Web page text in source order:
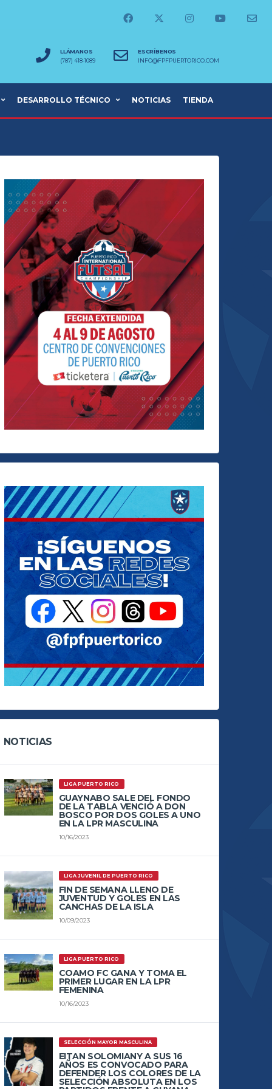
LLÁMANOS
(787) 418-1089
ESCRÍBENOS
INFO@FPFPUERTORICO.COM
DESARROLLO TÉCNICO NOTICIAS TIENDA
NOTICIAS
LIGA PUERTO RICO
GUAYNABO SALE DEL FONDO
DE LA TABLA VENCIÓ A DON
BOSCO POR DOS GOLES A UNO
EN LA LPR MASCULINA
10/16/2023
LIGA JUVENIL DE PUERTO RICO
FIN DE SEMANA LLENO DE
JUVENTUD Y GOLES EN LAS
CANCHAS DE LA ISLA
10/09/2023
LIGA PUERTO RICO
COAMO FC GANA Y TOMA EL
PRIMER LUGAR EN LA LPR
FEMENINA
10/16/2023
SELECCIÓN MAYOR MASCULINA
EITAN SOLOMIANY A SUS 16
AÑOS ES CONVOCADO PARA
DEFENDER LOS COLORES DE LA
SELECCIÓN ABSOLUTA EN LOS